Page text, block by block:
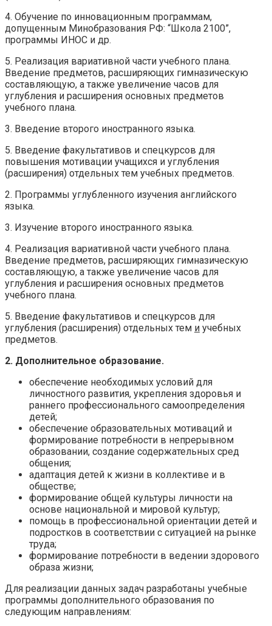
4. Обучение по инновационным программам,
допущенным Минобразования РФ: “Школа 2100”,
программы ИНОС и др.
5. Реализация вариативной части учебного плана.
Введение предметов, расширяющих гимназическую
составляющую, а также увеличение часов для
углубления и расширения основных предметов
учебного плана.
3. Введение второго иностранного языка.
5. Введение факультативов и спецкурсов для
повышения мотивации учащихся и углубления
(расширения) отдельных тем учебных предметов.
2. Программы углубленного изучения английского
языка.
3. Изучение второго иностранного языка.
4. Реализация вариативной части учебного плана.
Введение предметов, расширяющих гимназическую
составляющую, а также увеличение часов для
углубления и расширения основных предметов
учебного плана.
5. Введение факультативов и спецкурсов для
углубления (расширения) отдельных тем и учебных
предметов.
2. Дополнительное образование.
обеспечение необходимых условий для
личностного развития, укрепления здоровья и
раннего профессионального самоопределения
детей;
обеспечение образовательных мотиваций и
формирование потребности в непрерывном
образовании, создание содержательных сред
общения;
адаптация детей к жизни в коллективе и в
обществе;
формирование общей культуры личности на
основе национальной и мировой культур;
помощь в профессиональной ориентации детей и
подростков в соответствии с ситуацией на рынке
труда;
формирование потребности в ведении здорового
образа жизни;
Для реализации данных задач разработаны учебные
программы дополнительного образования по
следующим направлениям: